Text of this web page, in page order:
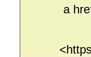
<a